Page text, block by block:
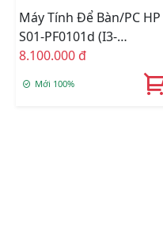
Máy Tính Để Bàn/PC HP
S01-PF0101d (i3-
9100/4GB RAM/1TB
HDD/DVDWR/WL+BT/
10) (7XE20AA)
8.100.000 đ
Mới 100%